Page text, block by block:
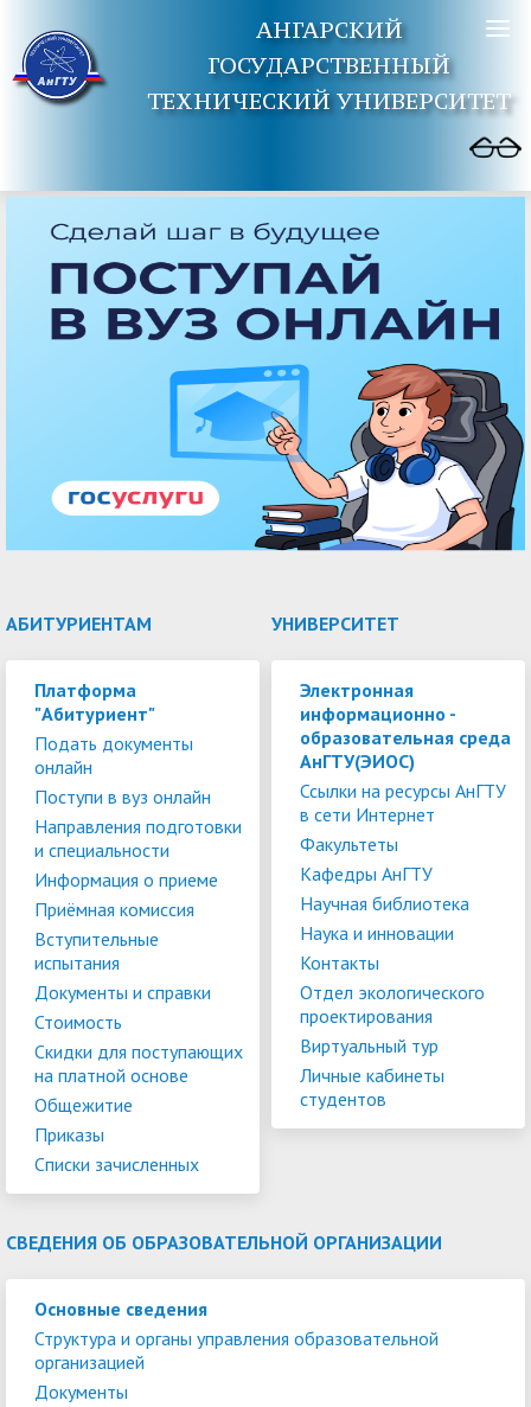
АНГАРСКИЙ
ГОСУДАРСТВЕННЫЙ
ТЕХНИЧЕСКИЙ УНИВЕРСИТЕТ
АБИТУРИЕНТАМ
Платформа
"Абитуриент"
Подать документы
онлайн
Поступи в вуз онлайн
Направления подготовки
и специальности
Информация о приеме
Приёмная комиссия
Вступительные
испытания
Документы и справки
Стоимость
Скидки для поступающих
на платной основе
Общежитие
Приказы
Списки зачисленных
УНИВЕРСИТЕТ
Электронная
информационно -
образовательная среда
АнГТУ(ЭИОС)
Ссылки на ресурсы АнГТУ
в сети Интернет
Факультеты
Кафедры АнГТУ
Научная библиотека
Наука и инновации
Контакты
Отдел экологического
проектирования
Виртуальный тур
Личные кабинеты
студентов
СВЕДЕНИЯ ОБ ОБРАЗОВАТЕЛЬНОЙ ОРГАНИЗАЦИИ
Основные сведения
Структура и органы управления образовательной
организацией
Документы